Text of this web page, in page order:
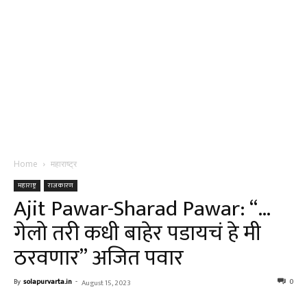
Home महाराष्ट्र
महाराष्ट्र राजकारण
Ajit Pawar-Sharad Pawar: “…
गेलो तरी कधी बाहेर पडायचं हे मी
ठरवणार” अजित पवार
By solapurvarta.in - August 15, 2023 0